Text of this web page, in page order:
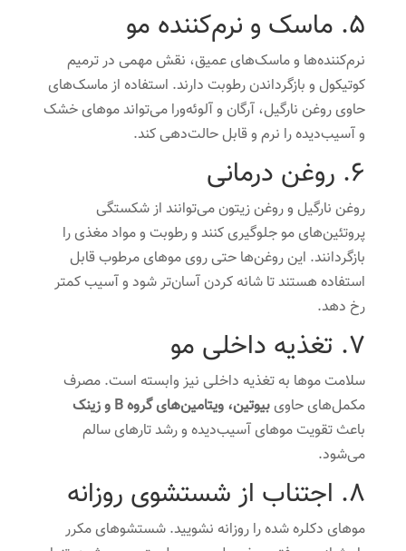
5. ماسک و نرم‌کننده مو
نرم‌کننده‌ها و ماسک‌های عمیق، نقش مهمی در ترمیم
کوتیکول و بازگرداندن رطوبت دارند. استفاده از ماسک‌های
حاوی روغن نارگیل، آرگان و آلوئه‌ورا می‌تواند موهای خشک
و آسیب‌دیده را نرم و قابل حالت‌دهی کند.
6. روغن درمانی
روغن نارگیل و روغن زیتون می‌توانند از شکستگی
پروتئین‌های مو جلوگیری کنند و رطوبت و مواد مغذی را
بازگردانند. این روغن‌ها حتی روی موهای مرطوب قابل
استفاده هستند تا شانه کردن آسان‌تر شود و آسیب کمتر
رخ دهد.
7. تغذیه داخلی مو
سلامت موها به تغذیه داخلی نیز وابسته است. مصرف
مکمل‌های حاویبیوتین، ویتامین‌های گروه B و زینک
باعث تقویت موهای آسیب‌دیده و رشد تارهای سالم
می‌شود.
8. اجتناب از شستشوی روزانه
موهای دکلره شده را روزانه نشویید. شستشوهای مکرر